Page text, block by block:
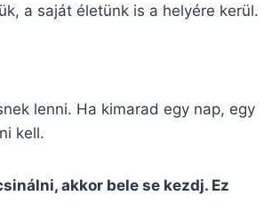
a saját életünk is a helyére kerül.
lenni. Ha kimarad egy nap, egy
kell.
akkor bele se kezdj. Ez